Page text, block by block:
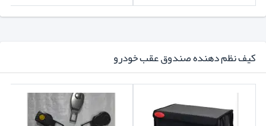
قرار دهید و فقط از همین کفی سه بعدی استفاده
باعث عدم انتشار بو نامطبوع میشود.
کیف نظم دهنده صندوق عقب خودرو